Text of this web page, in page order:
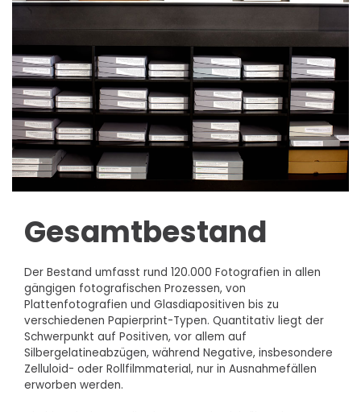
Gesamtbestand
Der Bestand umfasst rund 120.000 Fotografien in allen
gängigen fotografischen Prozessen, von
Plattenfotografien und Glasdiapositiven bis zu
verschiedenen Papierprint-Typen. Quantitativ liegt der
Schwerpunkt auf Positiven, vor allem auf
Silbergelatineabzügen, während Negative, insbesondere
Zelluloid- oder Rollfilmmaterial, nur in Ausnahmefällen
erworben werden.